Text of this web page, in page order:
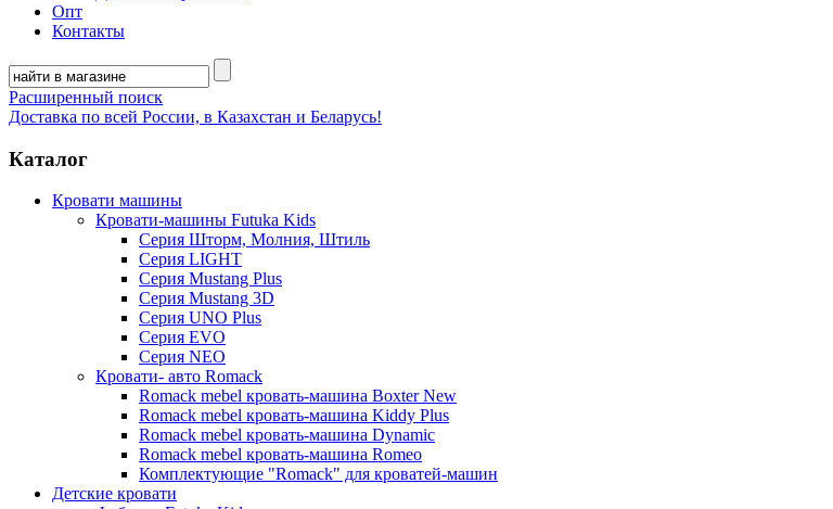
Опт
Контакты
Расширенный поиск
Доставка по всей России, в Казахстан и Беларусь!
Каталог
Кровати машины
Кровати-машины Futuka Kids
Серия Шторм, Молния, Штиль
Серия LIGHT
Серия Mustang Plus
Серия Mustang 3D
Серия UNO Plus
Серия EVO
Серия NEO
Кровати- авто Romack
Romack mebel кровать-машина Boxter New
Romack mebel кровать-машина Kiddy Plus
Romack mebel кровать-машина Dynamic
Romack mebel кровать-машина Romeo
Комплектующие "Romack" для кроватей-машин
Детские кровати